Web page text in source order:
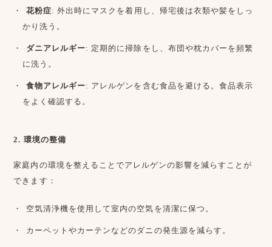
花粉症: 外出時にマスクを着用し、帰宅後は衣類や髪をしっ
かり洗う。
ダニアレルギー: 定期的に掃除をし、布団や枕カバーを頻繁
に洗う。
食物アレルギー: アレルゲンを含む食品を避ける。食品表示
をよく確認する。
2. 環境の整備
家庭内の環境を整えることでアレルゲンの影響を減らすことが
できます：
空気清浄機を使用して室内の空気を清潔に保つ。
カーペットやカーテンなどのダニの発生源を減らす。